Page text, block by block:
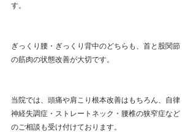
す。
ぎっくり腰・ぎっくり背中のどちらも、首と股関節
の筋肉の状態改善が大切です。
当院では、頭痛や肩こり根本改善はもちろん、自律
神経失調症・ストレートネック・腰椎の狭窄症など
のご相談も受け付けております。